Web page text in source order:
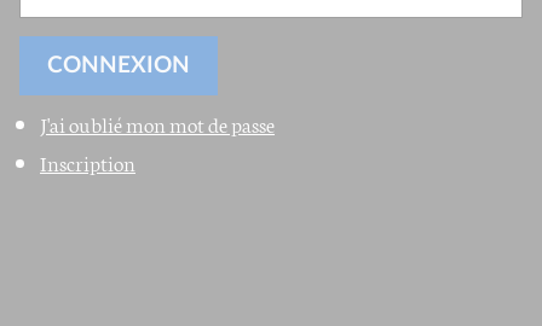
J'ai oublié mon mot de passe
Inscription